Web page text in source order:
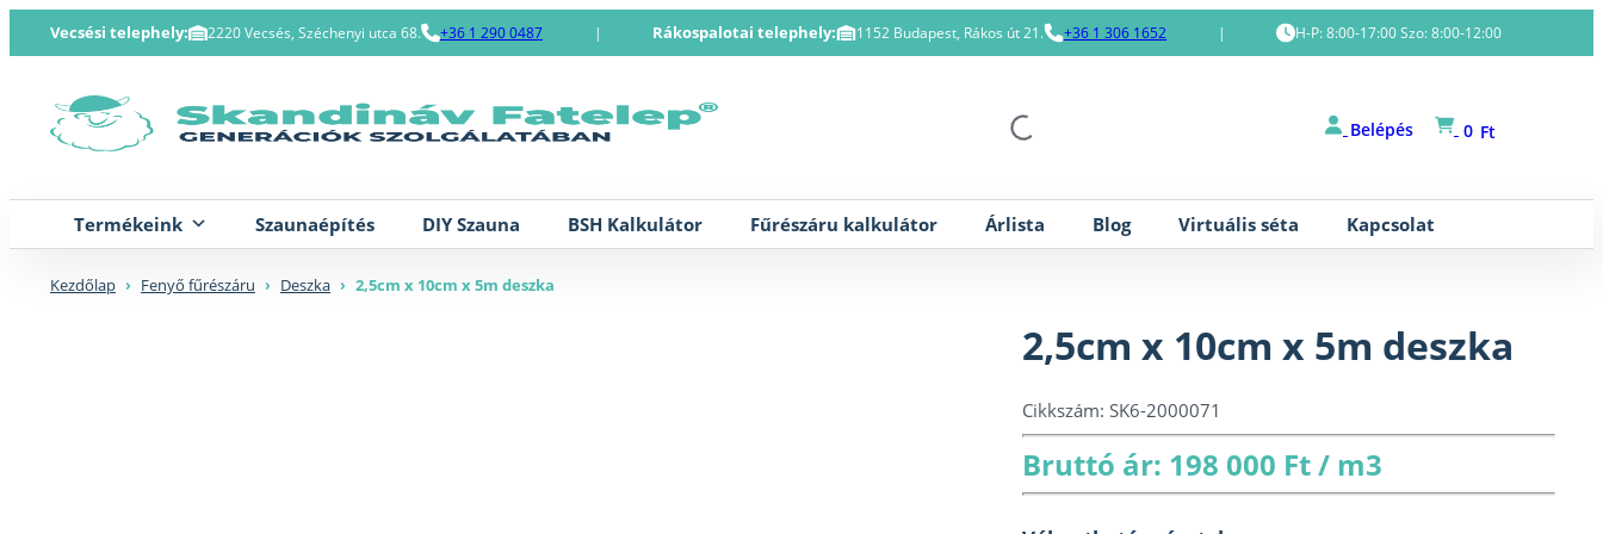
to
Vecsési telephely: 2220 Vecsés, Széchenyi utca 68. +36 1 290 0487 | Rákospalotai telephely: 1152 Budapest, Rákos út 21. +36 1 306 1652 | H-P: 8:00-17:00 Szo: 8:00-12:00
Belépés 0 Ft
Termékeink Szaunaépítés DIY Szauna BSH Kalkulátor Fűrészáru kalkulátor Árlista Blog Virtuális séta Kapcsolat
Kezdőlap › Fenyő fűrészáru › Deszka › 2,5cm x 10cm x 5m deszka
2,5cm x 10cm x 5m deszka
Cikkszám: SK6-2000071
Bruttó ár: 198 000 Ft / m3